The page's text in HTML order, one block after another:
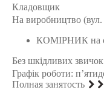
Кладовщик
На виробництво (вул.
КОМІРНИК на
Без шкідливих
Графік роботи:
Полная занятость